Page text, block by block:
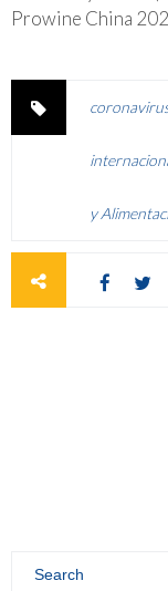
Prowine China
y